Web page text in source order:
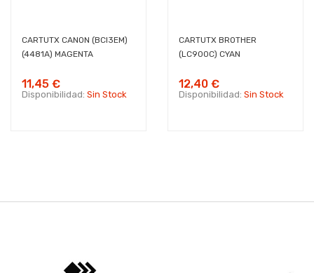
CARTUTX CANON (BCI3EM)
(4481A) MAGENTA
11,45 €
Disponibilidad: Sin Stock
CARTUTX BROTHER
(LC900C) CYAN
12,40 €
Disponibilidad: Sin Stock